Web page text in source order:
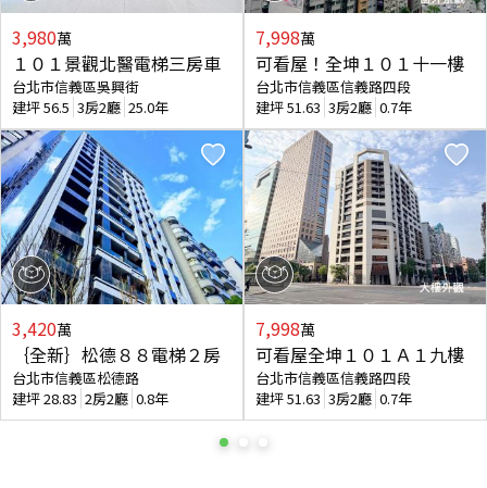
3,980萬
１０１景觀北醫電梯三房車
台北市信義區吳興街
建坪56.5 3房2廳 25.0年
3,420萬
｛全新｝松德８８電梯２房
台北市信義區松德路
建坪28.83 2房2廳 0.8年
7,998萬
可看屋！全坤１０１十一樓
台北市信義區信義路四段
建坪51.63 3房2廳 0.7年
7,998萬
可看屋全坤１０１Ａ１九樓
台北市信義區信義路四段
建坪51.63 3房2廳 0.7年